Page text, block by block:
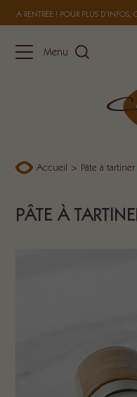
LA RENTRÉE ! POUR PLUS D’INFOS,
Menu
Accueil > Pâte à
PÂTE À